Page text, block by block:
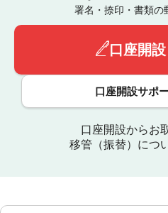
署名・捺印・書類の
口座開設
口座開設サポ
口座開設からお
移管（振替）につ